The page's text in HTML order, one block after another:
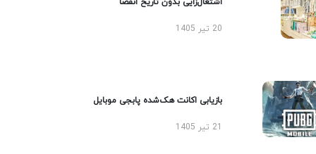
20 تیر 1405
بازیابی اکانت هک‌شده پابجی موبایل